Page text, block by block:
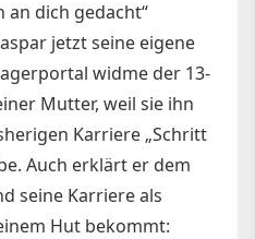
an dich gedacht“
jetzt seine eigene
widme der 13-
Mutter, weil sie ihn
Karriere „Schritt
Auch erklärt er dem
seine Karriere als
Hut bekommt: